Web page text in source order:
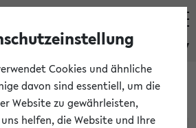
eKVV
Cookies und ähnliche
davon sind essentiell, um die
Website zu gewährleisten,
helfen, die Website und Ihre